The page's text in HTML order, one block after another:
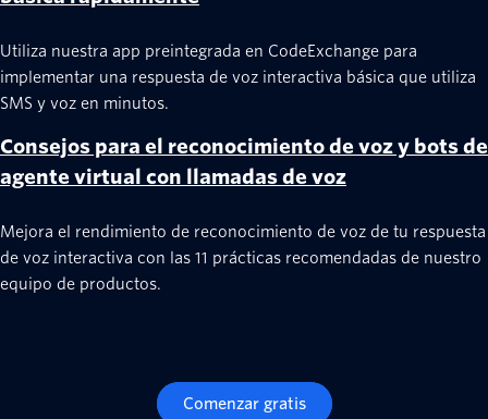
@app . route '/ivr/menu' methods=['POST']
def
(
:
    selected_option
    option_actions
= {'1':
'2': _list_planets
option_actions . has_key
        response
VoiceResponse (
        option_actions
Utiliza nuestra app preintegrada en CodeExchange para
implementar una respuesta de voz interactiva básica que utiliza
SMS y voz en minutos.
Consejos para el reconocimiento de voz y bots de
agente virtual con llamadas de voz
Mejora el rendimiento de reconocimiento de voz de tu respuesta
de voz interactiva con las 11 prácticas recomendadas de nuestro
equipo de productos.
Comenzar gratis